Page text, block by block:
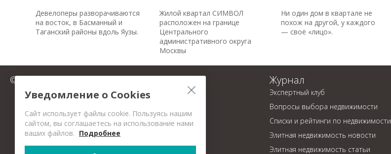
Девелоперы разворачиваются
на восток, в Басманный и
Таганский районы вдоль Яузы.
Жилой квартал СИМВОЛ
расположен на границе
Центрального
административного округа
Москвы
Ни один дом в квартале не
похож на другой, у каждого
— своё «лицо».
Уведомление о Cookies
Сайт использует файлы cookie. Пользуясь нашим
сайтом, вы соглашаетесь на использование нами
ваших файлов. Подробнее
© 2025 FromMillion.ru Журнал
Экспертный клуб
Вопросы выбора недвижимости
Списки и рейтинги по недвижимости
Элитная недвижимость новости
Элитная недвижимость статьи